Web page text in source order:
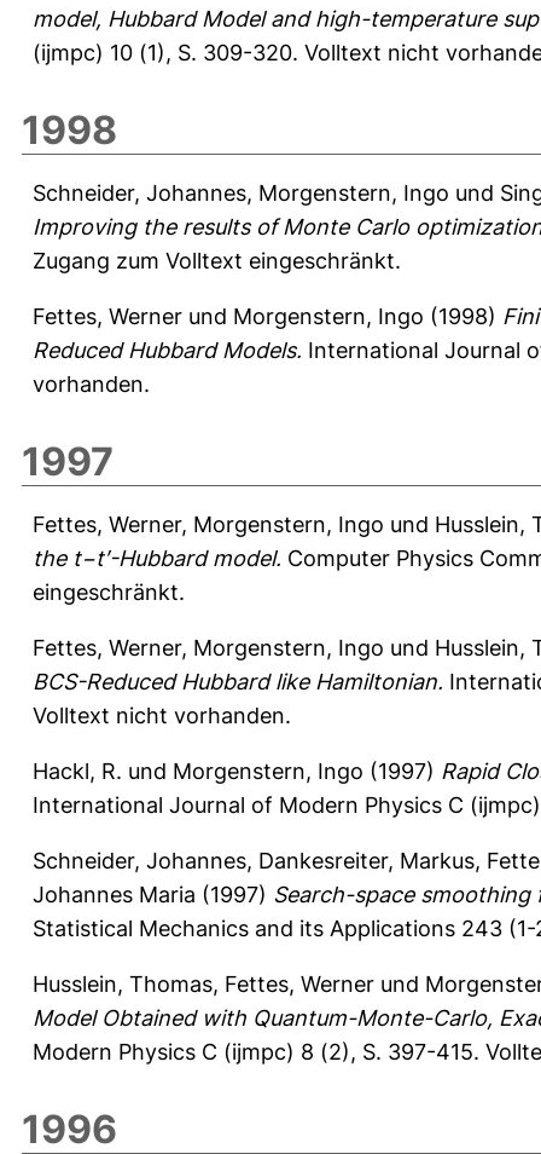
model, Hubbard Model and high-temperature
(ijmpc) 10 (1), S. 309-320. Volltext nicht
1998
Schneider, Johannes, Morgenstern, Ingo und
Improving the results of Monte Carlo
Zugang zum Volltext eingeschränkt.
Fettes, Werner und Morgenstern, Ingo (1998)
Reduced Hubbard Models. International Journal
vorhanden.
1997
Fettes, Werner, Morgenstern, Ingo und Husslein,
the t−t′-Hubbard model. Computer Physics
eingeschränkt.
Fettes, Werner, Morgenstern, Ingo und Husslein,
BCS-Reduced Hubbard like Hamiltonian.
Volltext nicht vorhanden.
Hackl, R. und Morgenstern, Ingo (1997) Rapid
International Journal of Modern Physics C (ijmpc)
Schneider, Johannes, Dankesreiter, Markus,
Johannes Maria (1997) Search-space
Statistical Mechanics and its Applications 243 (1-
Husslein, Thomas, Fettes, Werner und
Model Obtained with Quantum-Monte-Carlo,
Modern Physics C (ijmpc) 8 (2), S. 397-415.
1996